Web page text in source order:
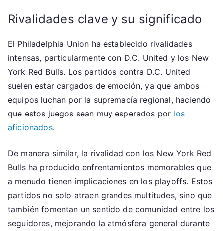
Rivalidades clave y su significado
El Philadelphia Union ha establecido rivalidades
intensas, particularmente con D.C. United y los New
York Red Bulls. Los partidos contra D.C. United
suelen estar cargados de emoción, ya que ambos
equipos luchan por la supremacía regional, haciendo
que estos juegos sean muy esperados por los
aficionados.
De manera similar, la rivalidad con los New York Red
Bulls ha producido enfrentamientos memorables que
a menudo tienen implicaciones en los playoffs. Estos
partidos no solo atraen grandes multitudes, sino que
también fomentan un sentido de comunidad entre los
seguidores, mejorando la atmósfera general durante